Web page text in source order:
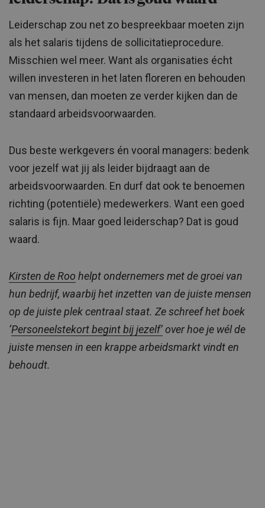
Leiderschap zou net zo bespreekbaar moeten zijn
als het salaris tijdens de sollicitatieprocedure.
Misschien wel meer. Want als organisaties écht
willen investeren in het laten floreren en behouden
van mensen, dan moeten ze verder kijken dan de
standaard arbeidsvoorwaarden.
Dus beste werkgevers én vooral managers: bedenk
voor jezelf wat jij als leider bijdraagt aan de
arbeidsvoorwaarden. En durf dat ook te benoemen
richting (potentiële) medewerkers. Want een goed
salaris is fijn. Maar goed leiderschap? Dat is goud
waard.
Kirsten de Roo helpt ondernemers met de groei van
hun bedrijf, waarbij het inzetten van de juiste mensen
op de juiste plek centraal staat. Ze schreef het boek
‘Personeelstekort begint bij jezelf’over hoe je wél de
juiste mensen in een krappe arbeidsmarkt vindt en
behoudt.